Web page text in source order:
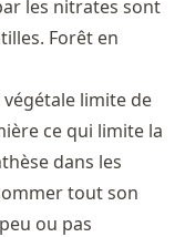
les nitrates sont
Forêt en
limite de
ce qui limite la
dans les
tout son
ou pas